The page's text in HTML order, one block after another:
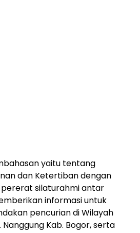
yaitu tentang
dan Ketertiban dengan
pererat silaturahmi antar
informasi untuk
pencurian di Wilayah
Nanggung Kab. Bogor, serta